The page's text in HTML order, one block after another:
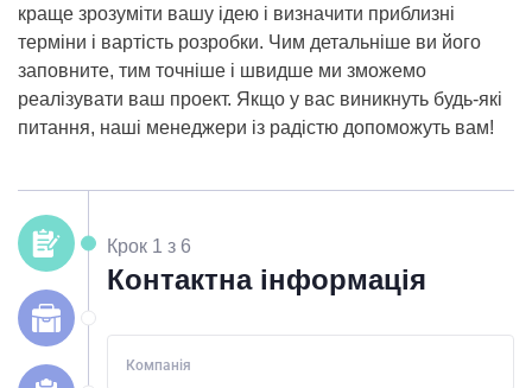
краще зрозуміти вашу ідею і визначити приблизні
терміни і вартість розробки. Чим детальніше ви його
заповните, тим точніше і швидше ми зможемо
реалізувати ваш проект. Якщо у вас виникнуть будь-які
питання, наші менеджери із радістю допоможуть вам!
Крок 1 з 6
Контактна інформація
Компанія